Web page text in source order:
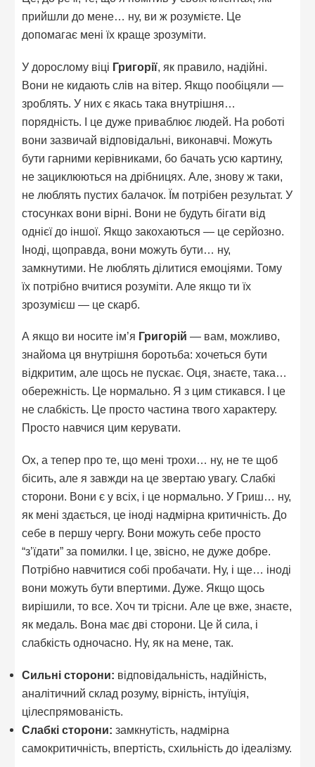
прийшли до мене… ну, ви ж розумієте. Це
допомагає мені їх краще зрозуміти.
У дорослому віці Григорії, як правило, надійні.
Вони не кидають слів на вітер. Якщо пообіцяли —
зроблять. У них є якась така внутрішня…
порядність. І це дуже приваблює людей. На роботі
вони зазвичай відповідальні, виконавчі. Можуть
бути гарними керівниками, бо бачать усю картину,
не зациклюються на дрібницях. Але, знову ж таки,
не люблять пустих балачок. Їм потрібен результат. У
стосунках вони вірні. Вони не будуть бігати від
однієї до іншої. Якщо закохаються — це серйозно.
Іноді, щоправда, вони можуть бути… ну,
замкнутими. Не люблять ділитися емоціями. Тому
їх потрібно вчитися розуміти. Але якщо ти їх
зрозумієш — це скарб.
А якщо ви носите ім’я Григорій — вам, можливо,
знайома ця внутрішня боротьба: хочеться бути
відкритим, але щось не пускає. Оця, знаєте, така…
обережність. Це нормально. Я з цим стикався. І це
не слабкість. Це просто частина твого характеру.
Просто навчися цим керувати.
Ох, а тепер про те, що мені трохи… ну, не те щоб
бісить, але я завжди на це звертаю увагу. Слабкі
сторони. Вони є у всіх, і це нормально. У Гриш… ну,
як мені здається, це іноді надмірна критичність. До
себе в першу чергу. Вони можуть себе просто
“з’їдати” за помилки. І це, звісно, не дуже добре.
Потрібно навчитися собі пробачати. Ну, і ще… іноді
вони можуть бути впертими. Дуже. Якщо щось
вирішили, то все. Хоч ти трісни. Але це вже, знаєте,
як медаль. Вона має дві сторони. Це й сила, і
слабкість одночасно. Ну, як на мене, так.
Сильні сторони: відповідальність, надійність,
аналітичний склад розуму, вірність, інтуїція,
цілеспрямованість.
Слабкі сторони: замкнутість, надмірна
самокритичність, впертість, схильність до ідеалізму.